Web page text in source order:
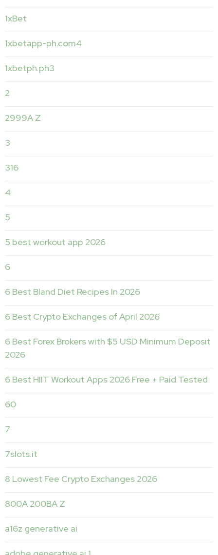
1xBet
1xbetapp-ph.com4
1xbetph.ph3
2
2999A Z
3
316
4
5
5 best workout app 2026
6
6 Best Bland Diet Recipes In 2026
6 Best Crypto Exchanges of April 2026
6 Best Forex Brokers with $5 USD Minimum Deposit ️
2026
6 Best HIIT Workout Apps 2026 Free + Paid Tested
60
7
7slots.it
8 Lowest Fee Crypto Exchanges 2026
800A 200BA Z
a16z generative ai